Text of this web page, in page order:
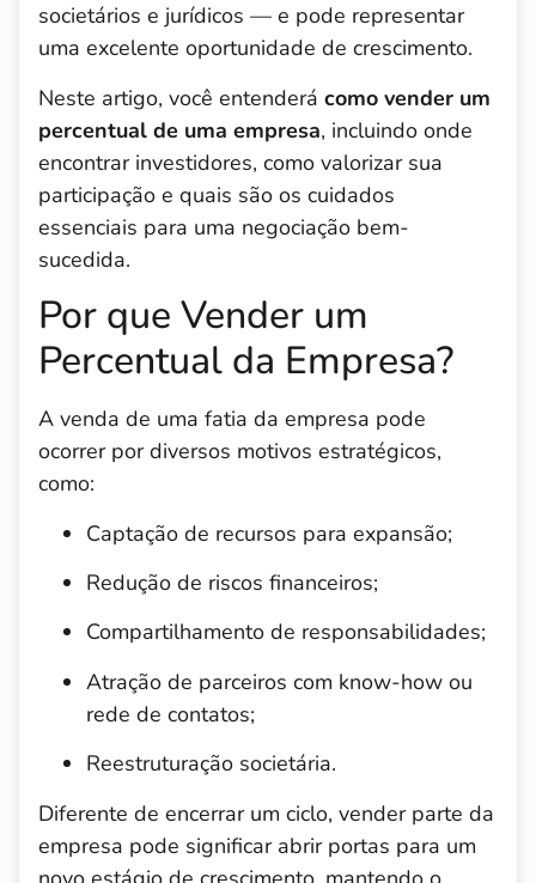
societários e jurídicos — e pode representar
uma excelente oportunidade de crescimento.
Neste artigo, você entenderá como vender um
percentual de uma empresa, incluindo onde
encontrar investidores, como valorizar sua
participação e quais são os cuidados
essenciais para uma negociação bem-
sucedida.
Por que Vender um
Percentual da Empresa?
A venda de uma fatia da empresa pode
ocorrer por diversos motivos estratégicos,
como:
Captação de recursos para expansão;
Redução de riscos financeiros;
Compartilhamento de responsabilidades;
Atração de parceiros com know-how ou
rede de contatos;
Reestruturação societária.
Diferente de encerrar um ciclo, vender parte da
empresa pode significar abrir portas para um